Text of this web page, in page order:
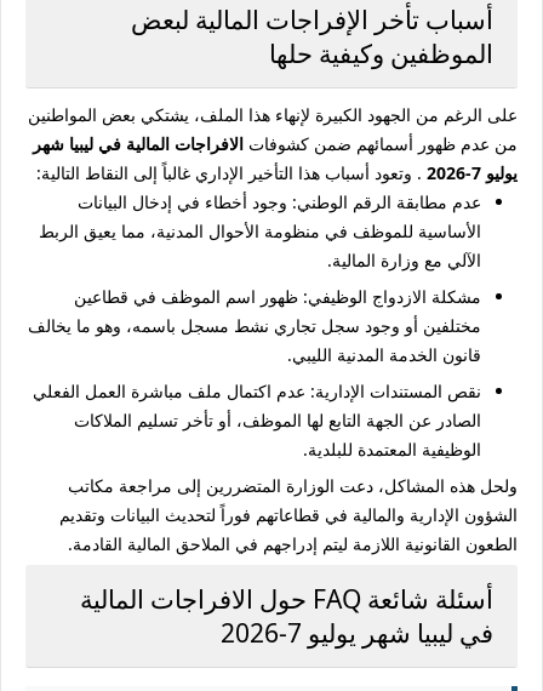
أسباب تأخر الإفراجات المالية لبعض
الموظفين وكيفية حلها
على الرغم من الجهود الكبيرة لإنهاء هذا الملف، يشتكي بعض المواطنين
من عدم ظهور أسمائهم ضمن كشوفات الافراجات المالية في ليبيا شهر
يوليو 7-2026
. وتعود أسباب هذا التأخير الإداري غالباً إلى النقاط التالية:
عدم مطابقة الرقم الوطني: وجود أخطاء في إدخال البيانات
الأساسية للموظف في منظومة الأحوال المدنية، مما يعيق الربط
الآلي مع وزارة المالية.
مشكلة الازدواج الوظيفي: ظهور اسم الموظف في قطاعين
مختلفين أو وجود سجل تجاري نشط مسجل باسمه، وهو ما يخالف
قانون الخدمة المدنية الليبي.
نقص المستندات الإدارية: عدم اكتمال ملف مباشرة العمل الفعلي
الصادر عن الجهة التابع لها الموظف، أو تأخر تسليم الملاكات
الوظيفية المعتمدة للبلدية.
ولحل هذه المشاكل، دعت الوزارة المتضررين إلى مراجعة مكاتب
الشؤون الإدارية والمالية في قطاعاتهم فوراً لتحديث البيانات وتقديم
الطعون القانونية اللازمة ليتم إدراجهم في الملاحق المالية القادمة.
أسئلة شائعة FAQ حول الافراجات المالية
في ليبيا شهر يوليو 7-2026